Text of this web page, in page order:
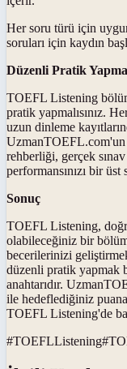
Her soru türü için
soruları için kaydın
Düzenli Pratik
TOEFL Listening
pratik yapmalısınız.
uzun dinleme
UzmanTOEFL.com'un
rehberliği, gerçek
performansınızı bir üst
Sonuç
TOEFL Listening,
olabileceğiniz bir
becerilerinizi
düzenli pratik yapmak
anahtarıdır.
ile hedeflediğiniz
TOEFL Listening'de
#TOEFLListening#